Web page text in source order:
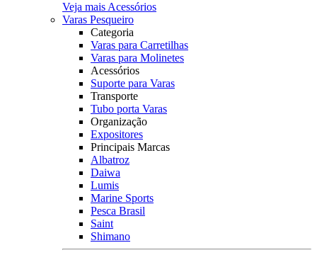
Veja mais Acessórios
Varas Pesqueiro
Categoria
Varas para Carretilhas
Varas para Molinetes
Acessórios
Suporte para Varas
Transporte
Tubo porta Varas
Organização
Expositores
Principais Marcas
Albatroz
Daiwa
Lumis
Marine Sports
Pesca Brasil
Saint
Shimano